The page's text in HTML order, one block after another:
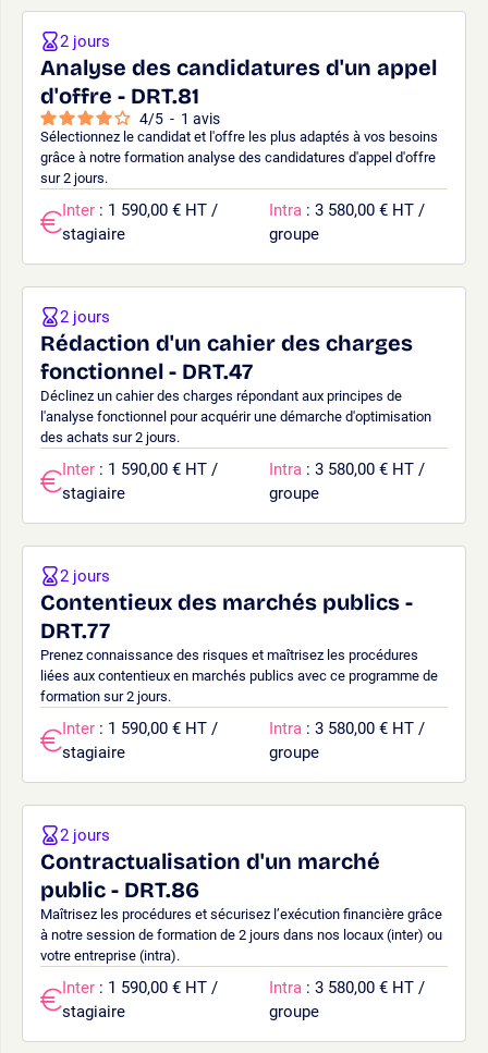
Analyse des candidatures d'un appel
d'offre - DRT.81
4/5 - 1 avis
Sélectionnez le candidat et l'offre les plus adaptés à vos besoins
grâce à notre formation analyse des candidatures d'appel d'offre
sur 2 jours.
2 jours
Inter : 1 590,00 € HT /
stagiaire
Intra : 3 580,00 € HT /
groupe
Rédaction d'un cahier des charges
fonctionnel - DRT.47
Déclinez un cahier des charges répondant aux principes de
l'analyse fonctionnel pour acquérir une démarche d'optimisation
des achats sur 2 jours.
2 jours
Inter : 1 590,00 € HT /
stagiaire
Intra : 3 580,00 € HT /
groupe
Contentieux des marchés publics -
DRT.77
Prenez connaissance des risques et maîtrisez les procédures
liées aux contentieux en marchés publics avec ce programme de
formation sur 2 jours.
2 jours
Inter : 1 590,00 € HT /
stagiaire
Intra : 3 580,00 € HT /
groupe
Contractualisation d'un marché
public - DRT.86
Maîtrisez les procédures et sécurisez l’exécution financière grâce
à notre session de formation de 2 jours dans nos locaux (inter) ou
votre entreprise (intra).
2 jours
Inter : 1 590,00 € HT /
stagiaire
Intra : 3 580,00 € HT /
groupe